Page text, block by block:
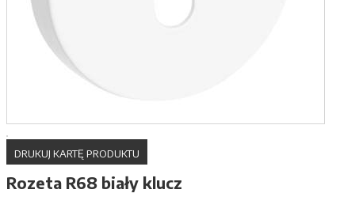
DRUKUJ KARTĘ PRODUKTU
Rozeta R68 biały klucz